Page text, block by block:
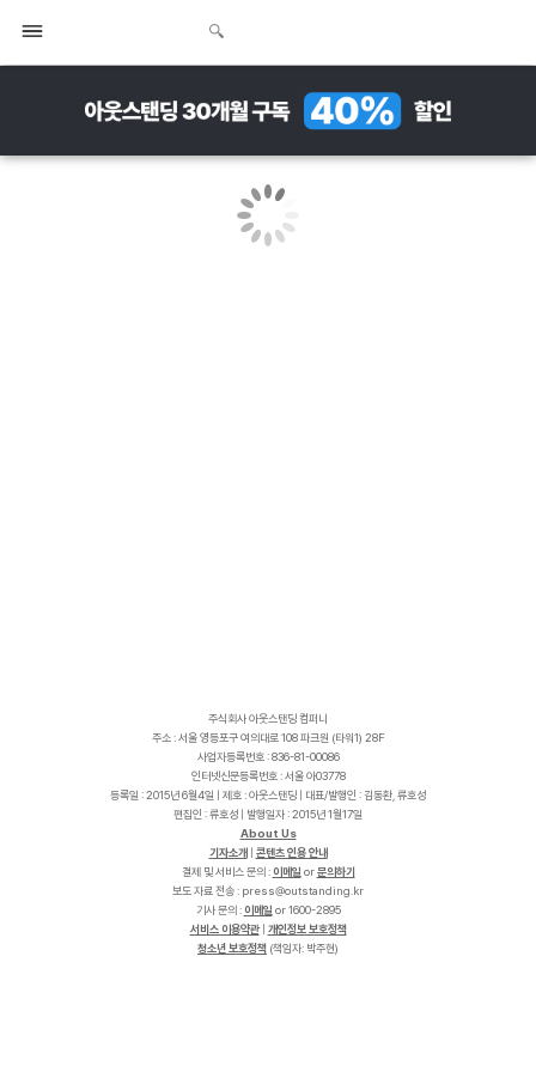
주식회사 아웃스탠딩 컴퍼니
주소 : 서울 영등포구 여의대로 108 파크원 (타워1) 28F
사업자등록번호 : 836-81-00086
인터넷신문등록번호 : 서울 아03778
등록일 : 2015년 6월4일 | 제호 : 아웃스탠딩 | 대표/발행인 : 김동환, 류호성
편집인 : 류호성 | 발행일자 : 2015년 1월17일
About Us
기자소개
콘텐츠 인용 안내
결제 및 서비스 문의 : 이메일 or문의하기
보도 자료 전송 :
r
k
.
g
n
i
d
n
a
t
s
t
u
o
@
s
s
e
r
p
기사 문의 : 이메일 or 1600-2895
서비스 이용약관| 개인정보 보호정책
청소년 보호정책 (책임자: 박주현)